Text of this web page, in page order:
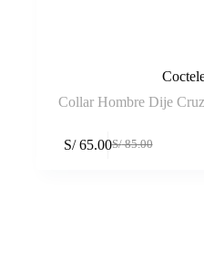
Collar Hombre Dije
S/85.00
El
S/65.00El